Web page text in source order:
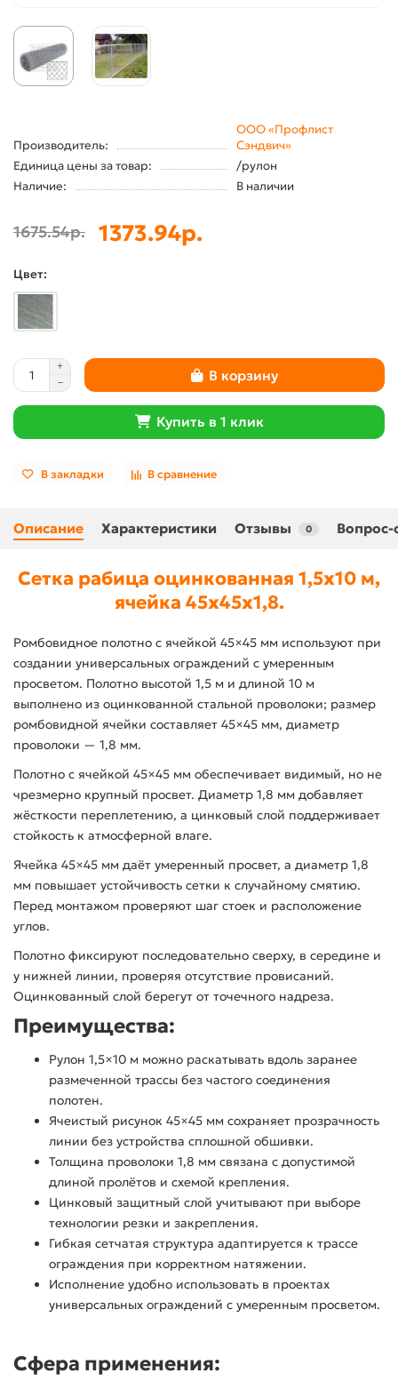
Производитель:
ООО «Профлист
Сэндвич»
Единица цены за товар:
/рулон
Наличие:
В наличии
1675.54р. 1373.94р.
Цвет:
В корзину
Купить в 1 клик
В закладки В сравнение
Описание Характеристики Отзывы 0 Вопрос-
Сетка рабица оцинкованная 1,5x10 м,
ячейка 45x45x1,8.
Ромбовидное полотно с ячейкой 45×45 мм используют при
создании универсальных ограждений с умеренным
просветом. Полотно высотой 1,5 м и длиной 10 м
выполнено из оцинкованной стальной проволоки; размер
ромбовидной ячейки составляет 45×45 мм, диаметр
проволоки — 1,8 мм.
Полотно с ячейкой 45×45 мм обеспечивает видимый, но не
чрезмерно крупный просвет. Диаметр 1,8 мм добавляет
жёсткости переплетению, а цинковый слой поддерживает
стойкость к атмосферной влаге.
Ячейка 45×45 мм даёт умеренный просвет, а диаметр 1,8
мм повышает устойчивость сетки к случайному смятию.
Перед монтажом проверяют шаг стоек и расположение
углов.
Полотно фиксируют последовательно сверху, в середине и
у нижней линии, проверяя отсутствие провисаний.
Оцинкованный слой берегут от точечного надреза.
Преимущества:
Рулон 1,5×10 м можно раскатывать вдоль заранее
размеченной трассы без частого соединения
полотен.
Ячеистый рисунок 45×45 мм сохраняет прозрачность
линии без устройства сплошной обшивки.
Толщина проволоки 1,8 мм связана с допустимой
длиной пролётов и схемой крепления.
Цинковый защитный слой учитывают при выборе
технологии резки и закрепления.
Гибкая сетчатая структура адаптируется к трассе
ограждения при корректном натяжении.
Исполнение удобно использовать в проектах
универсальных ограждений с умеренным просветом.
Сфера применения: